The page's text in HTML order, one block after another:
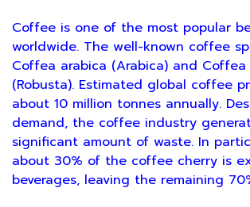
Coffee is one of the most popular
worldwide. The well-known coffee
Coffea arabica (Arabica) and Coffea
(Robusta). Estimated global coffee
about 10 million tonnes annually.
demand, the coffee industry
significant amount of waste. In
about 30% of the coffee cherry is
beverages, leaving the remaining